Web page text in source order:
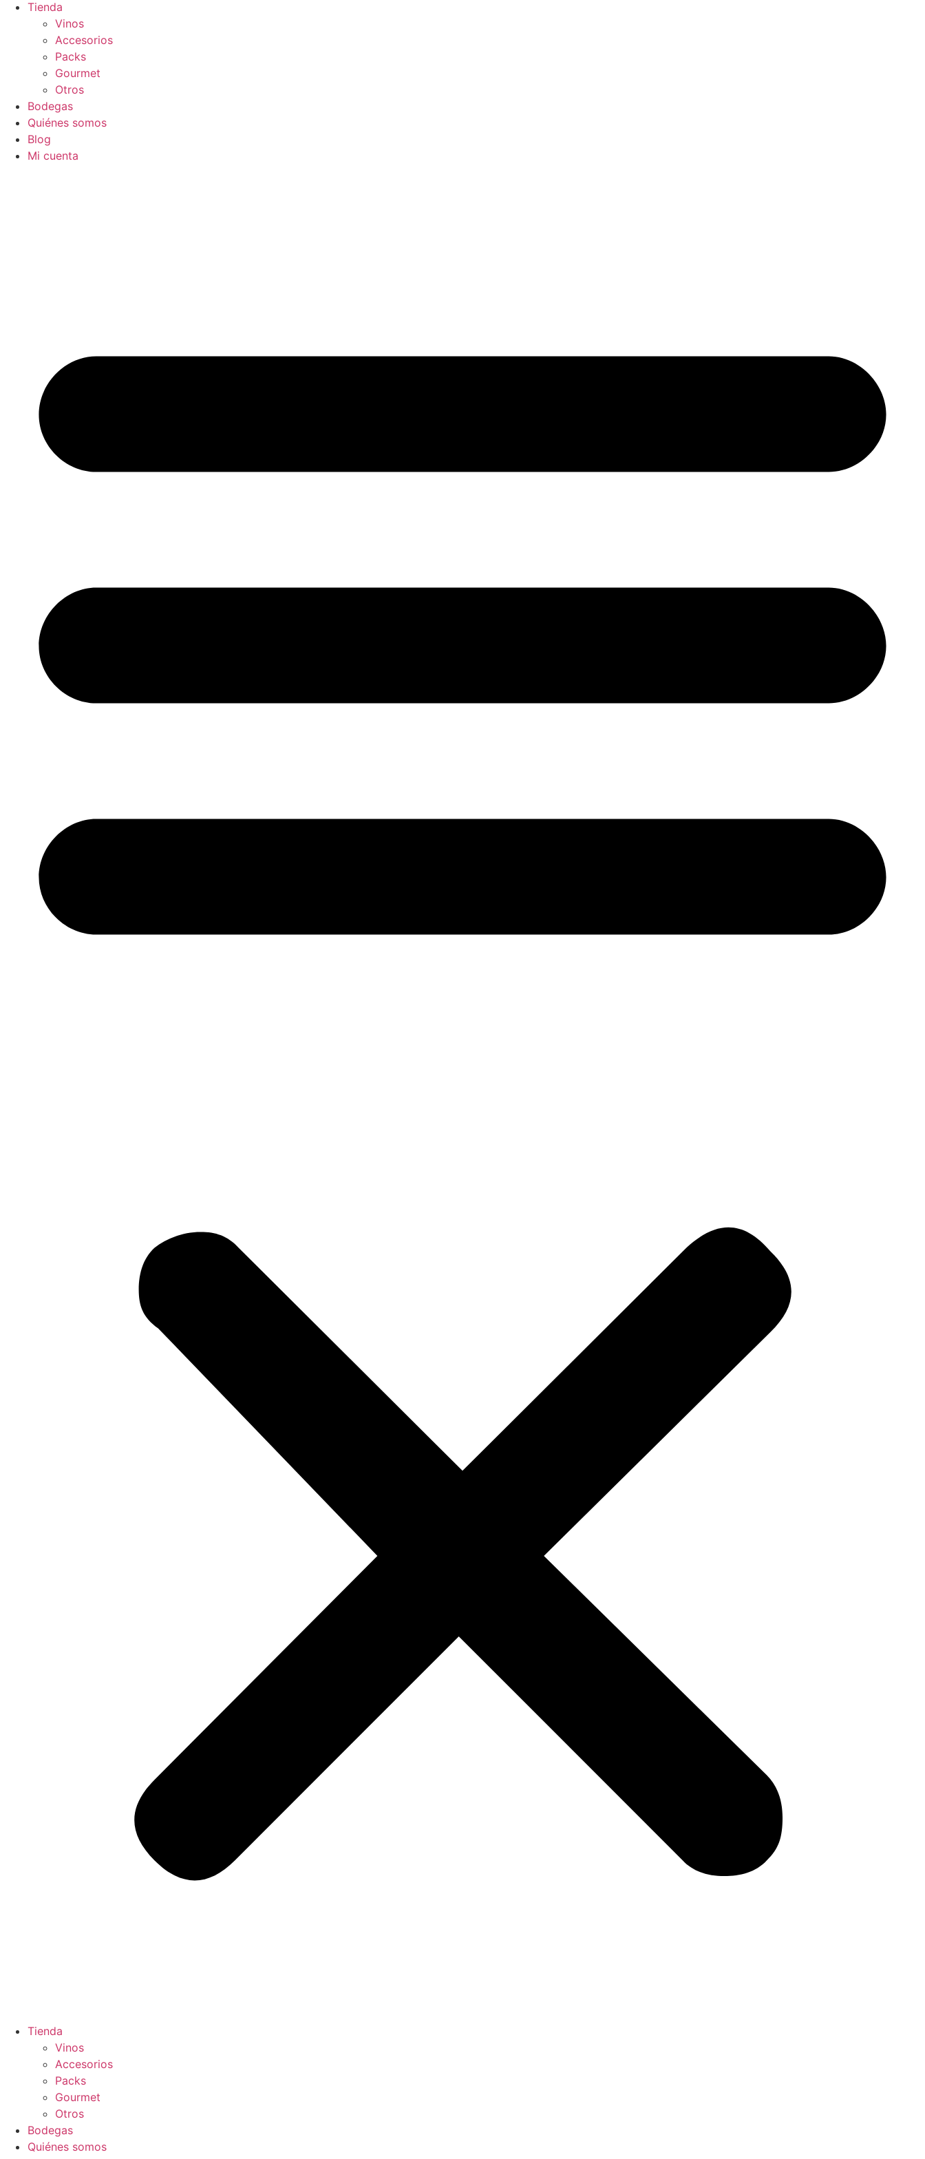
Tienda
Vinos
Accesorios
Packs
Gourmet
Otros
Bodegas
Quiénes somos
Blog
Mi cuenta
Tienda
Vinos
Accesorios
Packs
Gourmet
Otros
Bodegas
Quiénes somos